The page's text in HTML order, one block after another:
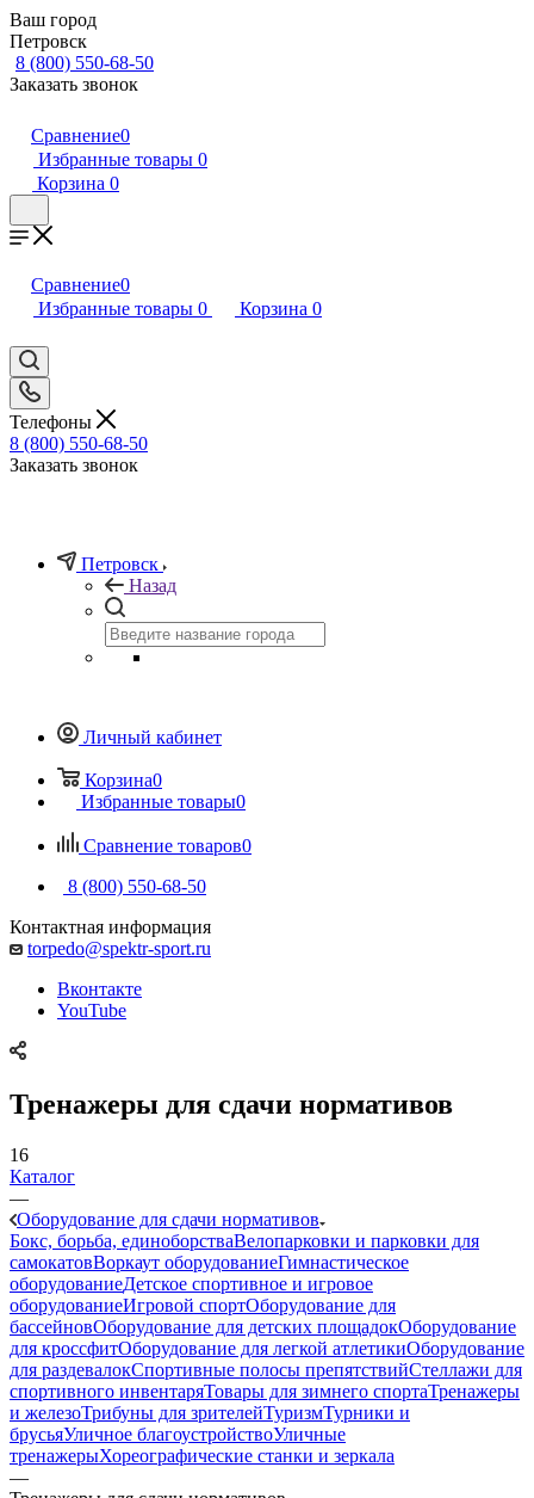
Ваш город
Петровск
8 (800) 550-68-50
Заказать звонок
Сравнение0
Избранные товары 0
Корзина 0
Сравнение0
Избранные товары 0 Корзина 0
Телефоны
8 (800) 550-68-50
Заказать звонок
Петровск
Назад
Личный кабинет
Корзина0
Избранные товары0
Сравнение товаров0
8 (800) 550-68-50
Контактная информация
torpedo@spektr-sport.ru
Вконтакте
YouTube
Тренажеры для сдачи нормативов
16
Каталог
—
Оборудование для сдачи нормативов
Бокс, борьба, единоборстваВелопарковки и парковки для
самокатовВоркаут оборудованиеГимнастическое
оборудованиеДетское спортивное и игровое
оборудованиеИгровой спортОборудование для
бассейновОборудование для детских площадокОборудование
для кроссфитОборудование для легкой атлетикиОборудование
для раздевалокСпортивные полосы препятствийСтеллажи для
спортивного инвентаряТовары для зимнего спортаТренажеры
и железоТрибуны для зрителейТуризмТурники и
брусьяУличное благоустройствоУличные
тренажерыХореографические станки и зеркала
—